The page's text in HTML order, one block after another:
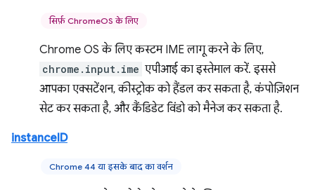
सिर्फ़ ChromeOS के लिए
Chrome OS के लिए कस्टम IME लागू करने के लिए,
chrome.input.ime एपीआई का इस्तेमाल करें. इससे
आपका एक्सटेंशन, कीस्ट्रोक को हैंडल कर सकता है, कंपोज़िशन
सेट कर सकता है, और कैंडिडेट विंडो को मैनेज कर सकता है.
instanceID
Chrome 44 या इसके बाद का वर्शन